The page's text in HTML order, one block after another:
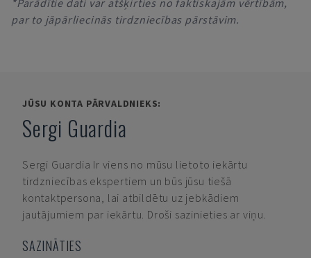
*Parādītie dati var atšķirties no faktiskajām vērtībām,
par to jāpārliecinās tirdzniecības pārstāvim.
JŪSU KONTA PĀRVALDNIEKS:
Sergi Guardia
Sergi Guardia Ir viens no mūsu lietoto iekārtu
tirdzniecības ekspertiem un būs jūsu tiešā
kontaktpersona, lai atbildētu uz jebkādiem
jautājumiem par iekārtu. Droši sazinieties ar viņu.
SAZINĀTIES